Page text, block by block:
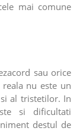
mai comune
sau orice
nu este un
al tristetilor. In
si dificultati
destul de